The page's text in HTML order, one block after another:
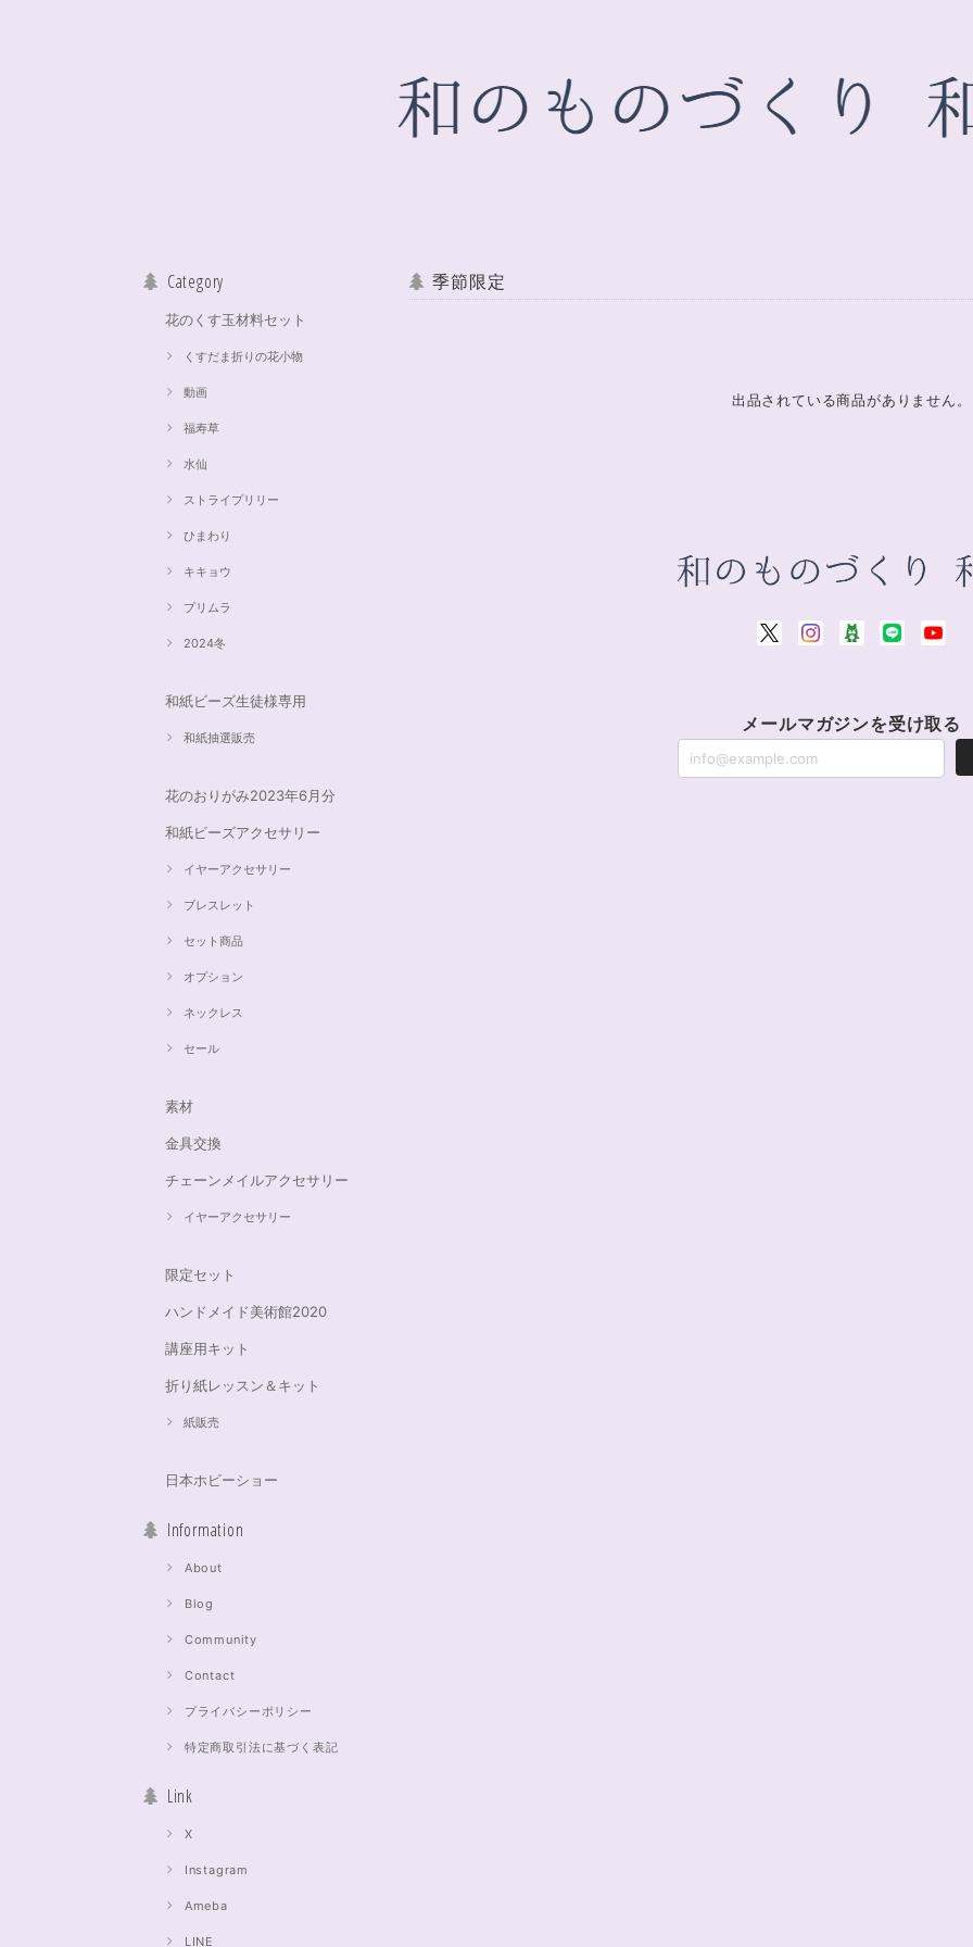
Category
花のくす玉材料セット
くすだま折りの花小物
動画
福寿草
水仙
ストライプリリー
ひまわり
キキョウ
プリムラ
2024冬
和紙ビーズ生徒様専用
和紙抽選販売
花のおりがみ2023年6月分
和紙ビーズアクセサリー
イヤーアクセサリー
ブレスレット
セット商品
オプション
ネックレス
セール
素材
金具交換
チェーンメイルアクセサリー
イヤーアクセサリー
限定セット
ハンドメイド美術館2020
講座用キット
折り紙レッスン＆キット
紙販売
日本ホビーショー
Information
About
Blog
Community
Contact
プライバシーポリシー
特定商取引法に基づく表記
Link
X
Instagram
Ameba
LINE
季節限定
出品されている商品がありません。
メールマガジンを受け取る